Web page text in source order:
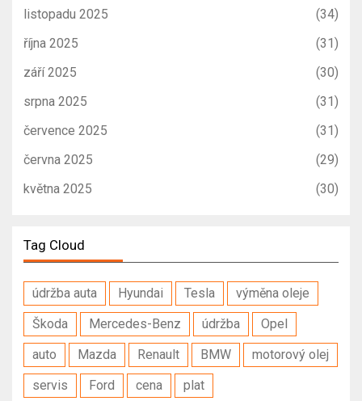
listopadu 2025
(34)
října 2025
(31)
září 2025
(30)
srpna 2025
(31)
července 2025
(31)
června 2025
(29)
května 2025
(30)
Tag Cloud
údržba auta Hyundai Tesla
výměna oleje
Škoda
Mercedes-Benz údržba
Opel
auto
Mazda Renault BMW
motorový olej
servis
Ford cena plat